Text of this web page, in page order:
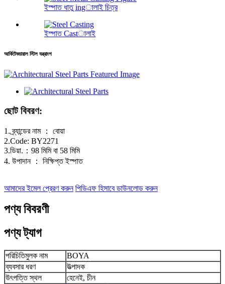
ইস্পাত ধাতু ingালাই চিত্র
ইস্পাত Castালাই
আর্কিটেকচারাল স্টিল যন্ত্রাংশ
ছোট বিবরণ:
1. ব্র্যান্ডের নাম ： বোয়া
2.Code: BY2271
3.ডিয়া.：98 মিমি বা 58 মিমি
4. উপাদান ： নিক্ষিপ্ত ইস্পাত
আমাদের ইমেল প্রেরণ করুন পিডিএফ হিসাবে ডাউনলোড করুন
পণ্য বিবরণী
পণ্য ট্যাগ
পরিচিতিমুলক নাম
BOYA
ব্যবসার ধরণ
উত্পাদক
উৎপত্তি স্থল
হেনেই, চীন